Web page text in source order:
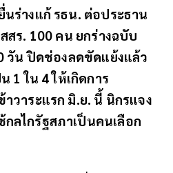
ร่างแก้ รธน. ต่อประธาน
สร. 100 คน ยกร่างฉบับ
วัน ปิดช่องลดขัดแย้งแล้ว
1 ใน 4 ให้เกิดการ
วาระแรก มิ.ย. นี้ นิกรแจง
กลไกรัฐสภาเป็นคนเลือก